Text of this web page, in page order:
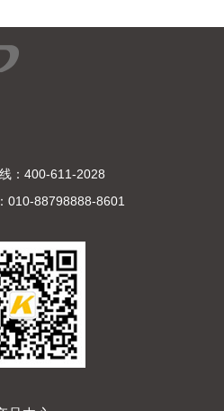
：400-611-2028
010-88798888-8601